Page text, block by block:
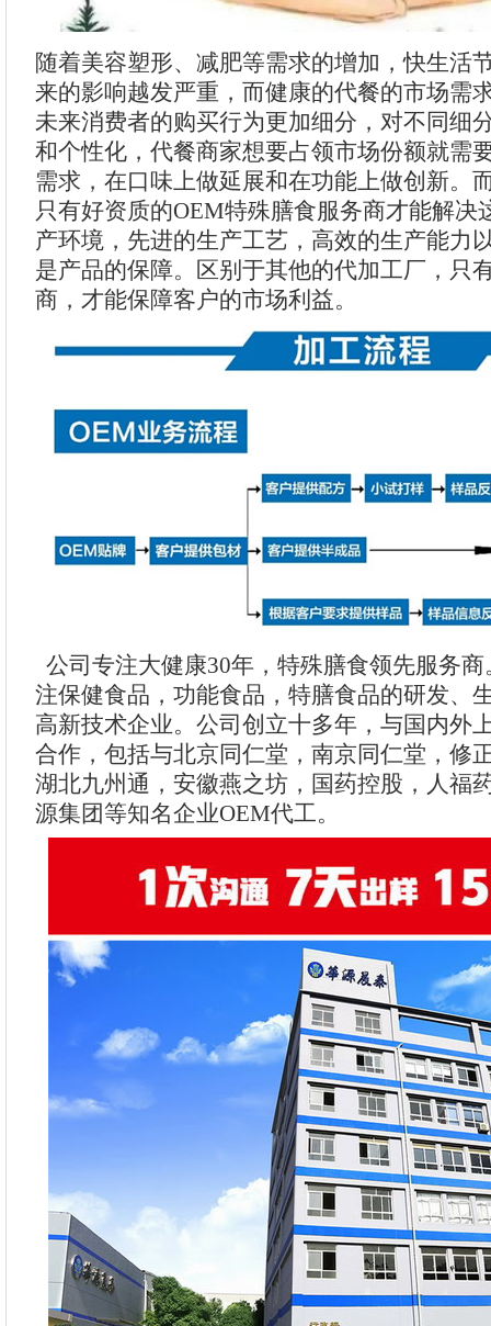
随着美容塑形、减肥等需求的增加，快生活
来的影响越发严重，而健康的代餐的市场需
未来消费者的购买行为更加细分，对不同细
和个性化，代餐商家想要占领市场份额就需
需求，在口味上做延展和在功能上做创新。
只有好资质的OEM特殊膳食服务商才能解决
产环境，先进的生产工艺，高效的生产能力
是产品的保障。区别于其他的代加工厂，只
商，才能保障客户的市场利益。
公司专注大健康30年，特殊膳食领先服务
注保健食品，功能食品，特膳食品的研发、
高新技术企业。公司创立十多年，与国内外
合作，包括与北京同仁堂，南京同仁堂，修
湖北九州通，安徽燕之坊，国药控股，人福
源集团等知名企业OEM代工。